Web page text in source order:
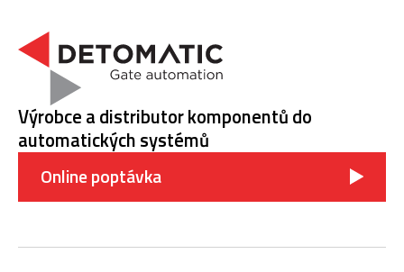
Výrobce a distributor komponentů do
automatických systémů
Online poptávka